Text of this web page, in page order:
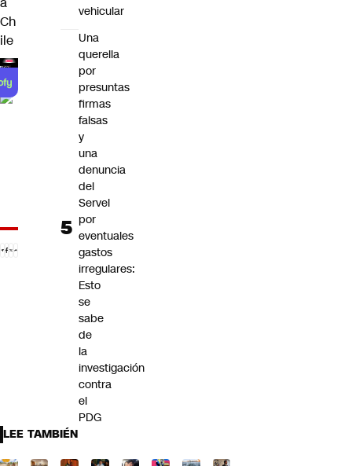
Ch
ile
vehicular
Una
querella
por
presuntas
firmas
falsas
y
una
denuncia
del
Servel
por
eventuales
gastos
irregulares:
Esto
se
sabe
de
la
investigación
contra
el
PDG
LEE TAMBIÉN